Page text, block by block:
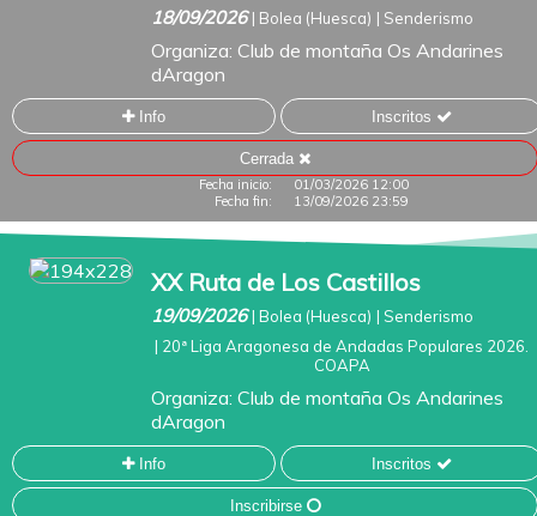
18/09/2026 | Bolea (Huesca) | Senderismo
Organiza: Club de montaña Os Andarines
dAragon
Info Inscritos
Cerrada
Fecha inicio:
01/03/2026 12:00
Fecha fin:
13/09/2026 23:59
XX Ruta de Los Castillos
19/09/2026 | Bolea (Huesca) | Senderismo
| 20ª Liga Aragonesa de Andadas Populares 2026.
COAPA
Organiza: Club de montaña Os Andarines
dAragon
Info Inscritos
Inscribirse